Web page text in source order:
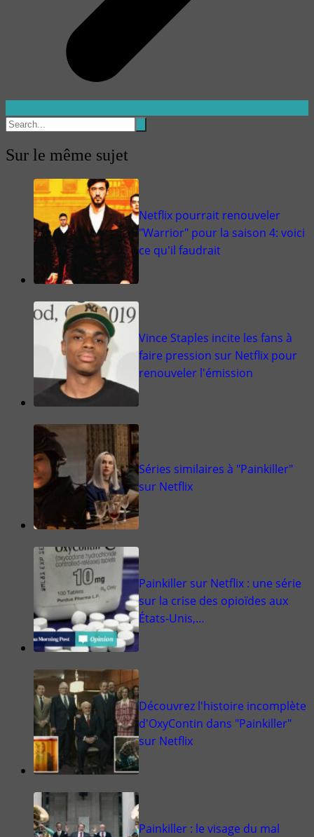
Sur le même sujet
Netflix pourrait renouveler
"Warrior" pour la saison 4: voici
ce qu'il faudrait
Vince Staples incite les fans à
faire pression sur Netflix pour
renouveler l'émission
Séries similaires à "Painkiller"
sur Netflix
Painkiller sur Netflix : une série
sur la crise des opioïdes aux
États-Unis,…
Découvrez l'histoire incomplète
d'OxyContin dans "Painkiller"
sur Netflix
Painkiller : le visage du mal